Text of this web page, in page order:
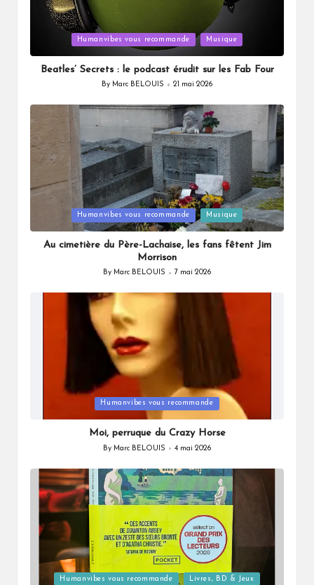
in
Humanvibes vous recommande Musique
Beatles’ Secrets : le podcast érudit sur les Fab Four
Posted
By Marc BELOUIS 21 mai 2026
in
Humanvibes vous recommande Musique
Au cimetière du Père-Lachaise, les fans fêtent Jim
Morrison
Posted
By Marc BELOUIS 7 mai 2026
in
Humanvibes vous recommande
Moi, perruque du Crazy Horse
Posted
By Marc BELOUIS 4 mai 2026
PostedHumanvibes vous recommande Livres, BD & Jeux